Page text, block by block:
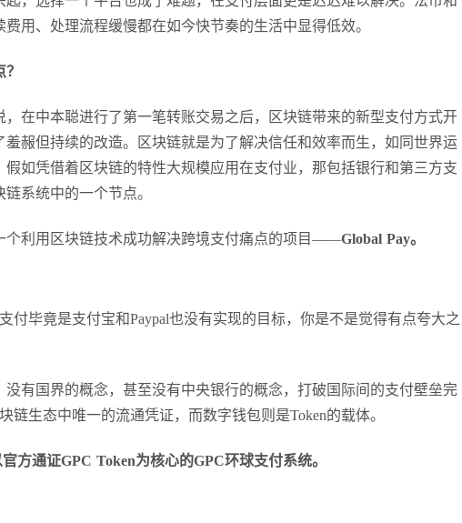
用、处理流程缓慢都在如今快节奏的生活中显得低效。
在中本聪进行了第一笔转账交易之后，区块链带来的新型支付方式开
赧但持续的改造。区块链就是为了解决信任和效率而生，如同世界运
如凭借着区块链的特性大规模应用在支付业，那包括银行和第三方支
系统中的一个节点。
利用区块链技术成功解决跨境支付痛点的项目——Global Pay。
付毕竟是支付宝和Paypal也没有实现的目标，你是不是觉得有点夸大之
有国界的概念，甚至没有中央银行的概念，打破国际间的支付壁垒完
链生态中唯一的流通凭证，而数字钱包则是Token的载体。
方通证GPC Token为核心的GPC环球支付系统。